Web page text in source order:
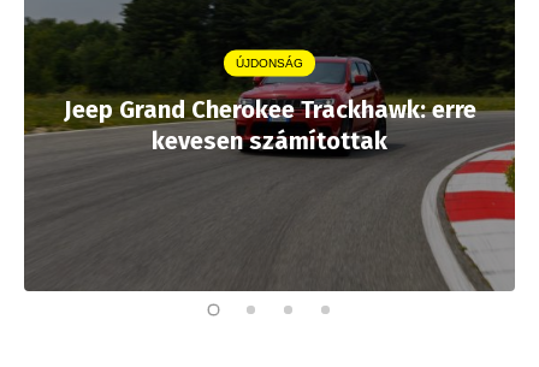
ÚJDONSÁG
Jeep Grand Cherokee Trackhawk: erre
kevesen számítottak